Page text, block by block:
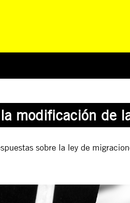
modificación de
sobre la ley de